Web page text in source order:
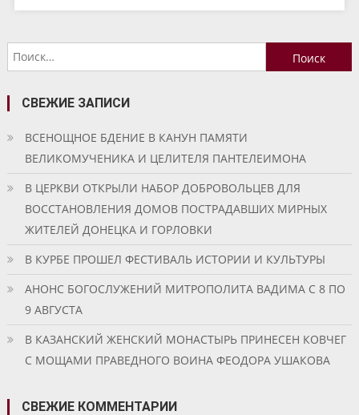
Найти:
СВЕЖИЕ ЗАПИСИ
ВСЕНОЩНОЕ БДЕНИЕ В КАНУН ПАМЯТИ
ВЕЛИКОМУЧЕНИКА И ЦЕЛИТЕЛЯ ПАНТЕЛЕИМОНА
В ЦЕРКВИ ОТКРЫЛИ НАБОР ДОБРОВОЛЬЦЕВ ДЛЯ
ВОССТАНОВЛЕНИЯ ДОМОВ ПОСТРАДАВШИХ МИРНЫХ
ЖИТЕЛЕЙ ДОНЕЦКА И ГОРЛОВКИ
В КУРБЕ ПРОШЕЛ ФЕСТИВАЛЬ ИСТОРИИ И КУЛЬТУРЫ
АНОНС БОГОСЛУЖЕНИЙ МИТРОПОЛИТА ВАДИМА С 8 ПО
9 АВГУСТА
В КАЗАНСКИЙ ЖЕНСКИЙ МОНАСТЫРЬ ПРИНЕСЕН КОВЧЕГ
С МОЩАМИ ПРАВЕДНОГО ВОИНА ФЕОДОРА УШАКОВА
СВЕЖИЕ КОММЕНТАРИИ